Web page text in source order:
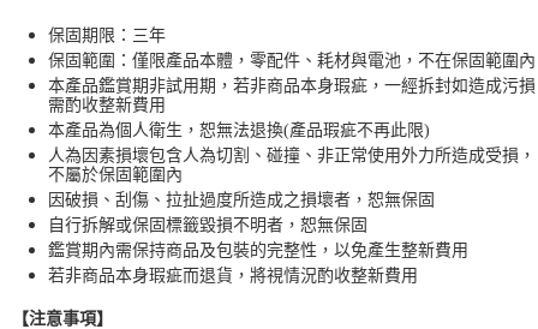
保固期限：三年
保固範圍：僅限產品本體，零配件、耗材與電池，不在保固範圍內
本產品鑑賞期非試用期，若非商品本身瑕疵，一經拆封如造成污損
需酌收整新費用
本產品為個人衛生，恕無法退換(產品瑕疵不再此限)
人為因素損壞包含人為切割、碰撞、非正常使用外力所造成受損，
不屬於保固範圍內
因破損、刮傷、拉扯過度所造成之損壞者，恕無保固
自行拆解或保固標籤毀損不明者，恕無保固
鑑賞期內需保持商品及包裝的完整性，以免產生整新費用
若非商品本身瑕疵而退貨，將視情況酌收整新費用
【注意事項】